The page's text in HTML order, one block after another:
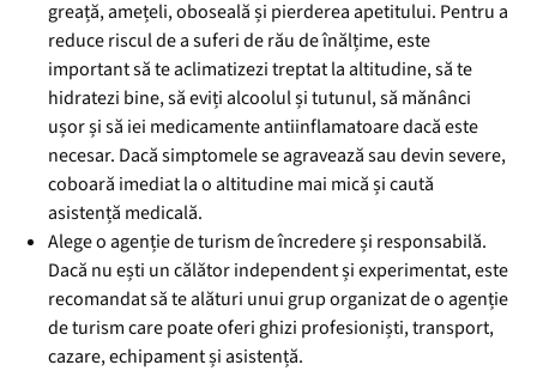
greață, amețeli, oboseală și pierderea apetitului. Pentru a
reduce riscul de a suferi de rău de înălțime, este
important să te aclimatizezi treptat la altitudine, să te
hidratezi bine, să eviți alcoolul și tutunul, să mănânci
ușor și să iei medicamente antiinflamatoare dacă este
necesar. Dacă simptomele se agravează sau devin severe,
coboară imediat la o altitudine mai mică și caută
asistență medicală.
Alege o agenție de turism de încredere și responsabilă.
Dacă nu ești un călător independent și experimentat, este
recomandat să te alături unui grup organizat de o agenție
de turism care poate oferi ghizi profesioniști, transport,
cazare, echipament și asistență.